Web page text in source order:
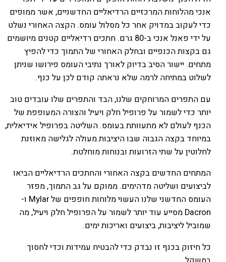
אנכי מהלוחות המרכזיים הרדיאליים החדשניים, אשר ממופים
כדי לעקוב במדויק אחר כל מסלול עומס. הקצה האחורי נשלט
על ידי פאנל אנכי ב-80 גרם. חתכים רדיאליים קטנים מיושמים
גם בקצות הכנפיים ובחלק האחורי של התמוך כדי להפיץ
מתחים. יישור הסיב בדיוק לאורך נתיבי העומס פירושו שניתן
לשלוט במתיחה לרמה שלא נראתה קודם לכן על כנף.
עם התפרים המרוחקים שלנו, הבד והתפרים שלו עובדים טוב
יותר כדי לשמור על פרופיל חלק ויעיל והצורה המעופפת של
הכנף לעולם לא מתעוותת בעומס. השליטה בפרופיל אידיאלית,
במיוחד בקצה הגבוה שבו היציבות מעולה לגלישה מאוזנת
לחלוטין על שתי הזרועות ובנוחות מוחלטת.
המתחים החדשים בקצה האחורי והחתכים הרדיאליים הביאו
לביצועים ושליטה מדהימים. ממוקם על גב התמוך, מפזר
העומס החדשני שלנו העשוי מלוחות חופפים של Mylar ו-
Dacron מסייע עוד יותר לשמור על הפרופיל חלק ויעיל, מה
שמוביל ליציבות, ביצועים ואריכות ימים.
כל חיזוק בכנף זו נבדק כדי להבטיח עמידות וכדי לחסוך